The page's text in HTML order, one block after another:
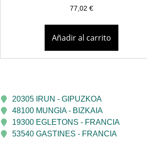
77,02 €
Añadir al carrito
20305 IRUN - GIPUZKOA
48100 MUNGIA - BIZKAIA
19300 EGLETONS - FRANCIA
53540 GASTINES - FRANCIA